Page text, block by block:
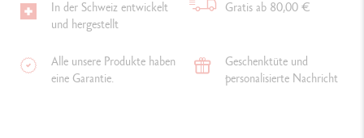
In der Schweiz entwickelt
und hergestellt
Gratis ab 80,00 €
Alle unsere Produkte haben
eine Garantie.
Geschenktüte und
personalisierte Nachricht